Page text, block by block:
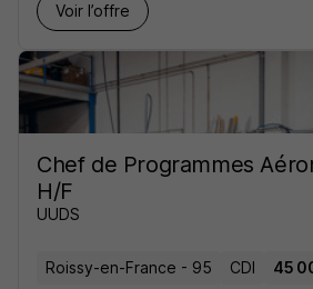
Voir l’offre
Chef de Programmes
H/F
UUDS
Roissy-en-France - 95 CDI 45